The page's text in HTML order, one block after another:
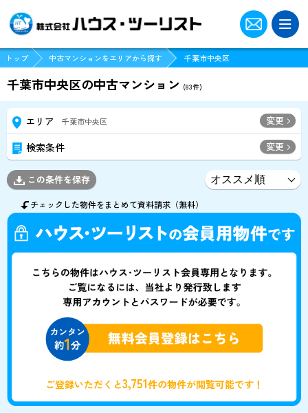
トップ 中古マンションをエリアから探す 千葉市中央区
千葉市中央区の中古マンション (83件)
エリア 千葉市中央区 変更
検索条件 変更
この条件を保存
チェックした物件をまとめて資料請求（無料）
ご登録いただくと3,751件の物件が閲覧可能です！